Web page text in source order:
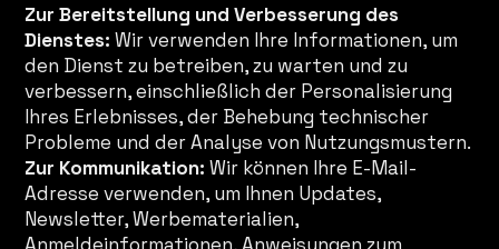
Zur Bereitstellung und Verbesserung des
Dienstes: Wir verwenden Ihre Informationen, um
den Dienst zu betreiben, zu warten und zu
verbessern, einschließlich der Personalisierung
Ihres Erlebnisses, der Behebung technischer
Probleme und der Analyse von Nutzungsmustern.
Zur Kommunikation: Wir können Ihre E-Mail-
Adresse verwenden, um Ihnen Updates,
Newsletter, Werbematerialien,